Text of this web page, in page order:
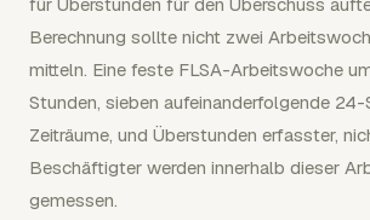
Berechnung sollte nicht zwei
mitteln. Eine feste FLSA-Arbeitswoche
Stunden, sieben aufeinanderfolgende
Zeiträume, und Überstunden erfasster,
Beschäftigter werden innerhalb dieser
gemessen.